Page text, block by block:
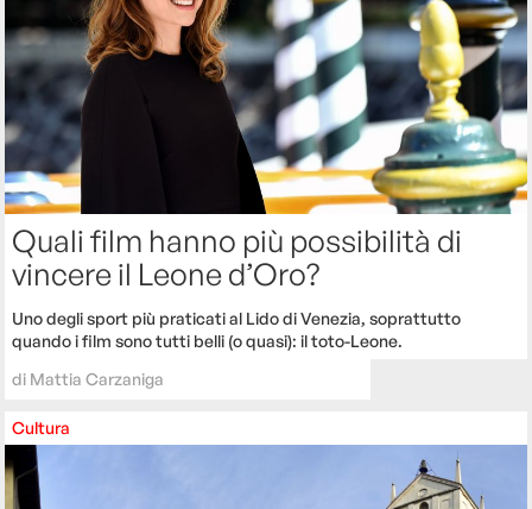
Quali film hanno più possibilità di
vincere il Leone d’Oro?
Uno degli sport più praticati al Lido di Venezia, soprattutto
quando i film sono tutti belli (o quasi): il toto-Leone.
di Mattia Carzaniga
Cultura